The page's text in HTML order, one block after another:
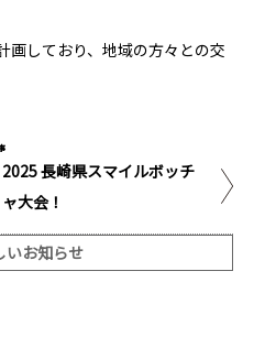
画しており、地域の方々との交
2025 長崎県スマイルボッチ
ャ大会！
いお知らせ